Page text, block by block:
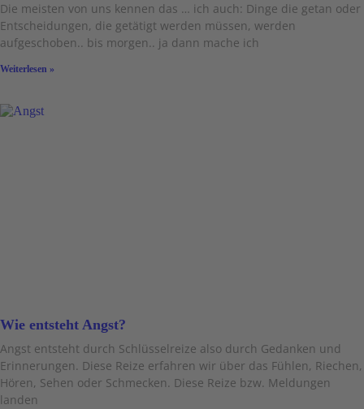
Die meisten von uns kennen das … ich auch: Dinge die getan oder
Entscheidungen, die getätigt werden müssen, werden
aufgeschoben.. bis morgen.. ja dann mache ich
Weiterlesen »
Wie entsteht Angst?
Angst entsteht durch Schlüsselreize also durch Gedanken und
Erinnerungen. Diese Reize erfahren wir über das Fühlen, Riechen,
Hören, Sehen oder Schmecken. Diese Reize bzw. Meldungen
landen